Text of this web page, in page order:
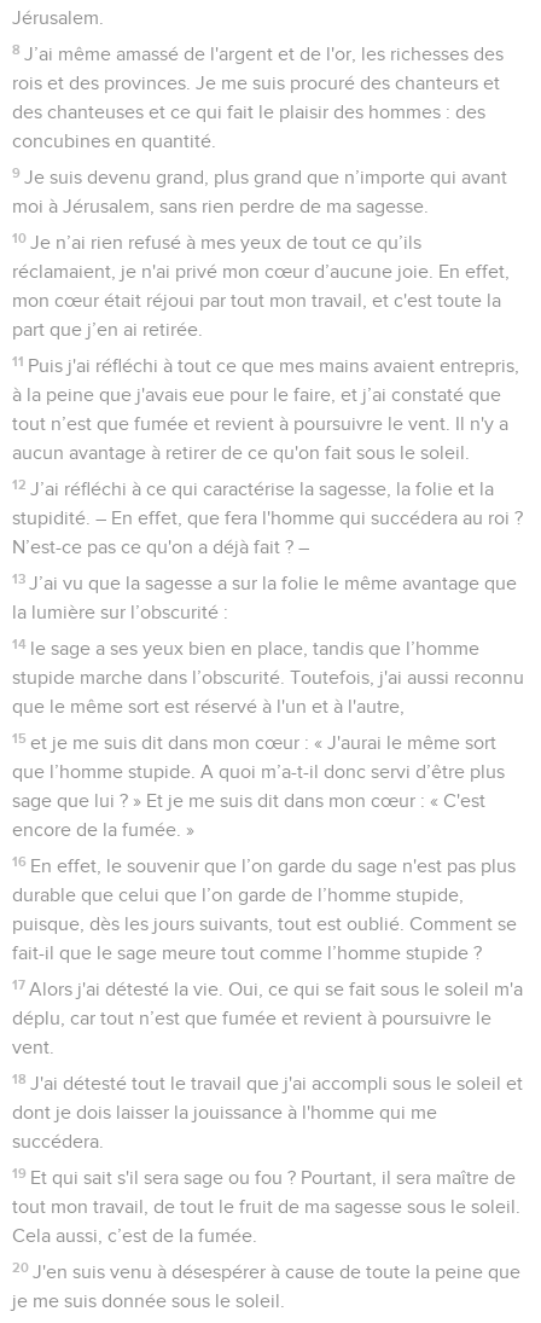
Jérusalem.
8 J’ai même amassé de l'argent et de l'or, les richesses des
rois et des provinces. Je me suis procuré des chanteurs et
des chanteuses et ce qui fait le plaisir des hommes : des
concubines en quantité.
9 Je suis devenu grand, plus grand que n’importe qui avant
moi à Jérusalem, sans rien perdre de ma sagesse.
10 Je n’ai rien refusé à mes yeux de tout ce qu’ils
réclamaient, je n'ai privé mon cœur d’aucune joie. En effet,
mon cœur était réjoui par tout mon travail, et c'est toute la
part que j’en ai retirée.
11 Puis j'ai réfléchi à tout ce que mes mains avaient entrepris,
à la peine que j'avais eue pour le faire, et j’ai constaté que
tout n’est que fumée et revient à poursuivre le vent. Il n'y a
aucun avantage à retirer de ce qu'on fait sous le soleil.
12 J’ai réfléchi à ce qui caractérise la sagesse, la folie et la
stupidité. – En effet, que fera l'homme qui succédera au roi ?
N’est-ce pas ce qu'on a déjà fait ? –
13 J’ai vu que la sagesse a sur la folie le même avantage que
la lumière sur l’obscurité :
14 le sage a ses yeux bien en place, tandis que l’homme
stupide marche dans l’obscurité. Toutefois, j'ai aussi reconnu
que le même sort est réservé à l'un et à l'autre,
15 et je me suis dit dans mon cœur : « J'aurai le même sort
que l’homme stupide. A quoi m’a-t-il donc servi d’être plus
sage que lui ? » Et je me suis dit dans mon cœur : « C'est
encore de la fumée. »
16 En effet, le souvenir que l’on garde du sage n'est pas plus
durable que celui que l’on garde de l’homme stupide,
puisque, dès les jours suivants, tout est oublié. Comment se
fait-il que le sage meure tout comme l’homme stupide ?
17 Alors j'ai détesté la vie. Oui, ce qui se fait sous le soleil m'a
déplu, car tout n’est que fumée et revient à poursuivre le
vent.
18 J'ai détesté tout le travail que j'ai accompli sous le soleil et
dont je dois laisser la jouissance à l'homme qui me
succédera.
19 Et qui sait s'il sera sage ou fou ? Pourtant, il sera maître de
tout mon travail, de tout le fruit de ma sagesse sous le soleil.
Cela aussi, c’est de la fumée.
20 J'en suis venu à désespérer à cause de toute la peine que
je me suis donnée sous le soleil.